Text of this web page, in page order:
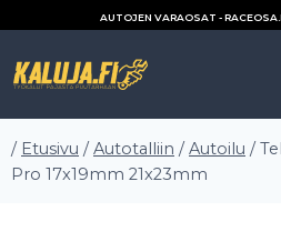
AUTOJEN VARAOSAT -
/ Etusivu / Autotalliin / Autoilu /
Pro 17x19mm 21x23mm